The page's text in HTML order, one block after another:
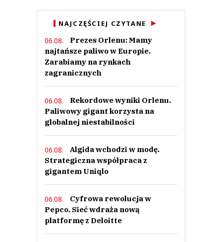
NAJCZĘŚCIEJ CZYTANE
06.08.
Prezes Orlenu: Mamy
najtańsze paliwo w Europie.
Zarabiamy na rynkach
zagranicznych
06.08.
Rekordowe wyniki Orlenu.
Paliwowy gigant korzysta na
globalnej niestabilności
06.08.
Algida wchodzi w modę.
Strategiczna współpraca z
gigantem Uniqlo
06.08.
Cyfrowa rewolucja w
Pepco. Sieć wdraża nową
platformę z Deloitte